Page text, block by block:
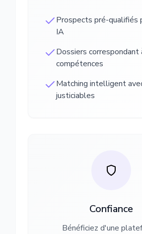
Prospects pré-qualifiés
IA
Dossiers correspondant
compétences
Matching intelligent
justiciables
Confiance
Bénéficiez d'une